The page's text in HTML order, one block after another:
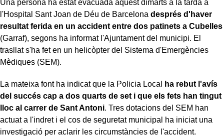
Una persona ha estat evacuada aquest dimarts a la tarda a
l'Hospital Sant Joan de Déu de Barcelona després d'haver
resultat ferida en un accident entre dos patinets a Cubelles
(Garraf), segons ha informat l'Ajuntament del municipi. El
trasllat s'ha fet en un helicòpter del Sistema d'Emergències
Mèdiques (SEM).
La mateixa font ha indicat que la Policia Local
ha rebut l'avís
del succés cap a dos quarts de set i que els fets han tingut
lloc al carrer de Sant Antoni. Tres dotacions del SEM han
actuat a l'indret i el cos de seguretat municipal ha iniciat una
investigació per aclarir les circumstàncies de l'accident.